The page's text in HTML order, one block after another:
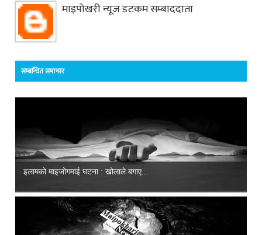
माइपोखरी न्यूज डटकम सम्बाददाता
सम्बन्धित समाचार
इलामको माइजोगमाई घटना : खोलाले बगाए...